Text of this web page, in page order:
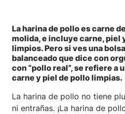
La harina de pollo es carne
molida, e incluye carne, piel
limpios. Pero si ves una
balanceado que dice con
con “pollo real”, se refiere a
carne y piel de pollo limpias.
La harina de pollo no tiene
ni entrañas. ¡La harina de